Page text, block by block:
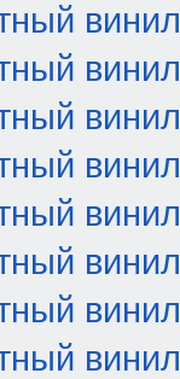
винил
винил
винил
винил
винил
винил
винил
винил